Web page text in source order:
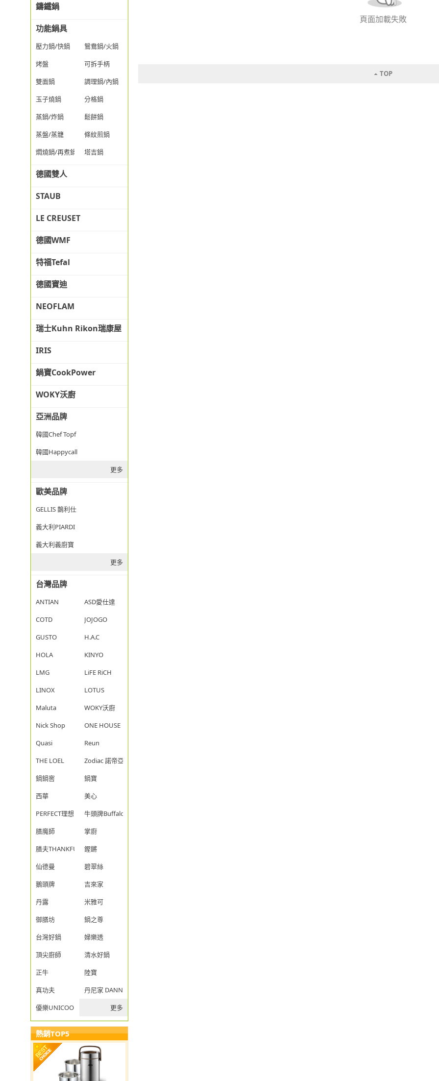
鑄鐵鍋
功能鍋具
壓力鍋/快鍋
鴛鴦鍋/火鍋
烤盤
可拆手柄
雙面鍋
調理鍋/內鍋
玉子燒鍋
分格鍋
蒸鍋/炸鍋
鬆餅鍋
蒸盤/蒸籠
條紋煎鍋
燜燒鍋/再煮鍋
塔吉鍋
德國雙人
STAUB
LE CREUSET
德國WMF
特福Tefal
德國寶迪
NEOFLAM
瑞士Kuhn Rikon瑞康屋
IRIS
鍋寶CookPower
WOKY沃廚
亞洲品牌
韓國Chef Topf
韓國Happycall
更多
歐美品牌
GELLIS 鵲利仕
義大利PIARDI
義大利義廚寶
更多
台灣品牌
ANTIAN
ASD愛仕達
COTD
JOJOGO
GUSTO
H.A.C
HOLA
KINYO
LMG
LiFE RiCH
LINOX
LOTUS
Maluta
WOKY沃廚
Nick Shop
ONE HOUSE
Quasi
Reun
THE LOEL
Zodiac 諾帝亞
鍋鍋窖
鍋寶
西華
美心
PERFECT理想
牛頭牌Buffalo
膳魔師
掌廚
膳夫THANKFUL
鏗鏘
仙德曼
碧翠絲
鵝頭牌
吉來家
丹露
米雅可
御膳坊
鍋之尊
台灣好鍋
婦樂透
頂尖廚師
清水好鍋
正牛
陸寶
真功夫
丹尼家 DANNY JIA
優樂UNICOOK
更多
熱銷TOP5
頁面加載失敗
TOP